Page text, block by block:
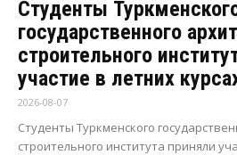
Студенты
государственного
строительного
участие в летних
2026-08-07
Студенты Туркменского
строительного института приняли